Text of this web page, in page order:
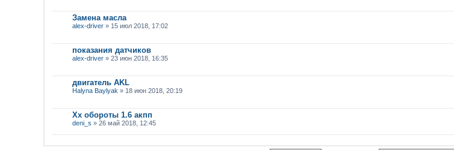
Замена масла
alex-driver » 15 июл 2018, 17:02
показания датчиков
alex-driver » 23 июн 2018, 16:35
двигатель AKL
Halyna Baylyak » 18 июн 2018, 20:19
Хх обороты 1.6 акпп
deni_s » 26 май 2018, 12:45